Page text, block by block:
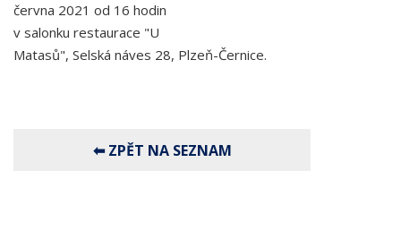
června 2021 od 16 hodin
v salonku restaurace "U
Matasů", Selská náves 28, Plzeň-Černice.